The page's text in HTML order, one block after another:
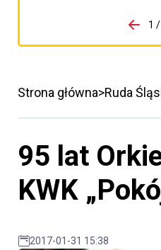
porzpedniego komunikatu
1 /
Strona główna Ruda
95 lat
KWK
2017-01-31 15:38